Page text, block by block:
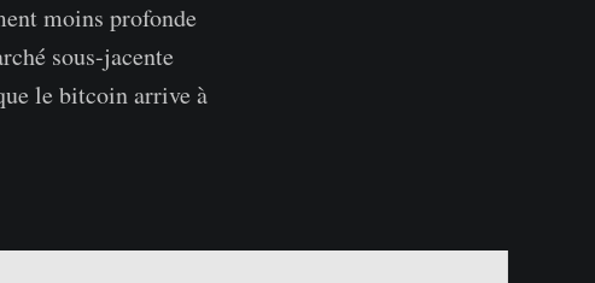
moins profonde
sous-jacente
le bitcoin arrive à